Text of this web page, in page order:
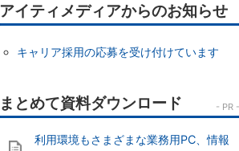
アイティメディアからのお知らせ
キャリア採用の応募を受け付けています
利用環境もさまざまな業務用PC、情報